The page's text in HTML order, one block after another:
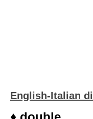
English-Italian